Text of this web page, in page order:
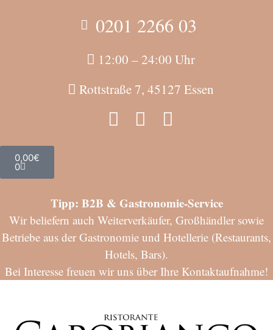
0201 2266 03
12:00 – 24:00 Uhr
Rottstraße 7, 45127 Essen
0,00€
0
Tipp: B2B & Gastronomie-Service
Wir beliefern auch Weiterverkäufer, Großhändler sowie
Betriebe aus der Gastronomie und Hotellerie (Restaurants,
Hotels, Bars).
Bei Interesse freuen wir uns über Ihre Kontaktaufnahme!